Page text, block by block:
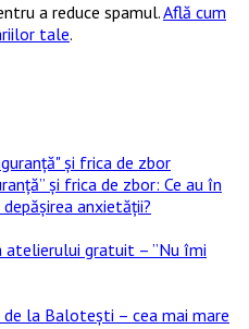
a reduce spamul.Află cum
tale.
și frica de zbor: Ce au în
anxietății?
gratuit – ”Nu îmi
la Balotești – cea mai mare